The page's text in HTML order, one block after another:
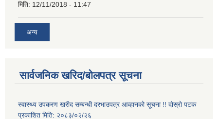
मिति: 12/11/2018 - 11:47
अन्य
सार्वजनिक खरिद/बोलपत्र सूचना
स्वास्थ्य उपकरण खरीद सम्बन्धी दरभाउपत्र आव्हानको सूचना !! दोस्रो पटक
प्रकाशित मिति: २०८३/०२/२६